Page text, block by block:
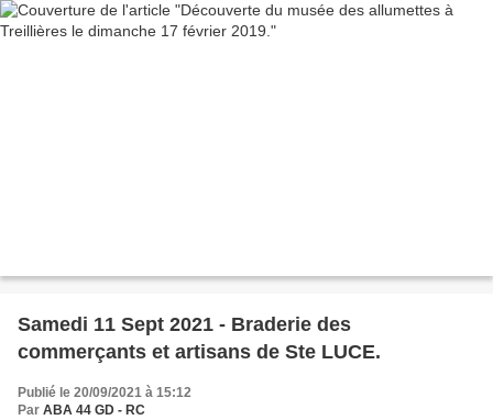
Samedi 11 Sept 2021 - Braderie des
commerçants et artisans de Ste LUCE.
Publié le 20/09/2021 à 15:12
Par ABA 44 GD - RC